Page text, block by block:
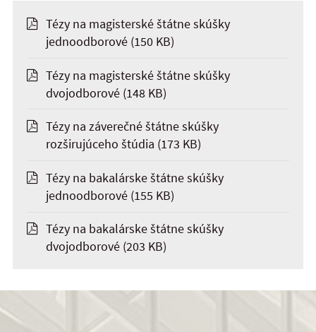
Tézy na magisterské štátne skúšky
jednoodborové (150 KB)
Tézy na magisterské štátne skúšky
dvojodborové (148 KB)
Tézy na záverečné štátne skúšky
rozširujúceho štúdia (173 KB)
Tézy na bakalárske štátne skúšky
jednoodborové (155 KB)
Tézy na bakalárske štátne skúšky
dvojodborové (203 KB)